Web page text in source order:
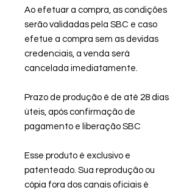
Ao efetuar a compra, as condições
serão validadas pela SBC e caso
efetue a compra sem as devidas
credenciais, a venda será
cancelada imediatamente.
Prazo de produção é de até 28 dias
úteis, após confirmação de
pagamento e liberação SBC
Esse produto é exclusivo e
patenteado. Sua reprodução ou
cópia fora dos canais oficiais é